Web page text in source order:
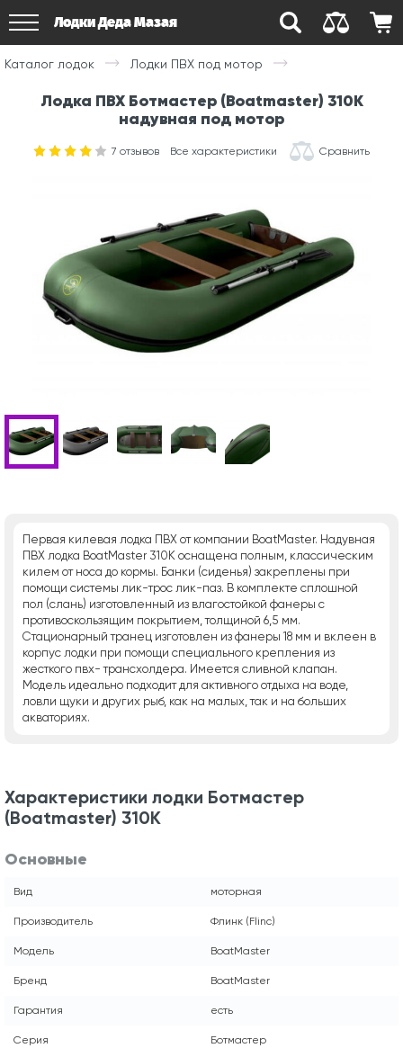
Лодки Деда Мазая
Каталог лодок Лодки ПВХ под мотор
Лодка ПВХ Ботмастер (Boatmaster) 310K
надувная под мотор
7 отзывов Все характеристики Сравнить
Первая килевая лодка ПВХ от компании BoatMaster. Надувная
ПВХ лодка BoatMaster 310K оснащена полным, классическим
килем от носа до кормы. Банки (сиденья) закреплены при
помощи системы лик-трос лик-паз. В комплекте сплошной
пол (слань) изготовленный из влагостойкой фанеры с
противоскользящим покрытием, толщиной 6,5 мм.
Стационарный транец изготовлен из фанеры 18 мм и вклеен в
корпус лодки при помощи специального крепления из
жесткого пвх- трансхолдера. Имеется сливной клапан.
Модель идеально подходит для активного отдыха на воде,
ловли щуки и других рыб, как на малых, так и на больших
акваториях.
Характеристики лодки Ботмастер
(Boatmaster) 310K
Основные
Вид моторная
Производитель Флинк (Flinc)
Модель BoatMaster
Бренд BoatMaster
Гарантия есть
Серия Ботмастер